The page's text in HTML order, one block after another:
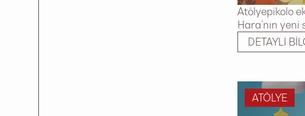
Atölyepikolo
Hara’nın
DETAYLI
ATÖLYE